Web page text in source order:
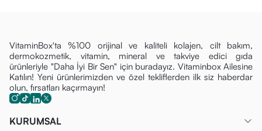
VitaminBox'ta %100 orijinal ve kaliteli kolajen, cilt bakım,
dermokozmetik, vitamin, mineral ve takviye edici gıda
ürünleriyle "Daha İyi Bir Sen" için buradayız. Vitaminbox Ailesine
Katılın! Yeni ürünlerimizden ve özel tekliflerden ilk siz haberdar
olun, fırsatları kaçırmayın!
KURUMSAL